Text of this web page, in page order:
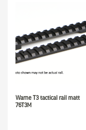
Warne T3 tactical rail matt
76T3M